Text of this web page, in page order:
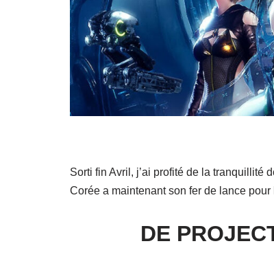
Sorti fin Avril, j’ai profité de la tranquillité
Corée a maintenant son fer de lance
DE